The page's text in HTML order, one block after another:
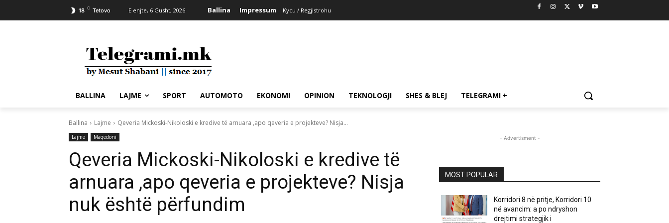
18 C Tetovo E enjte, 6 Gusht, 2026 Ballina Impressum Kycu / Regjistrohu
BALLINA LAJME SPORT AUTOMOTO EKONOMI OPINION TEKNOLOGJI SHES & BLEJ TELEGRAMI +
Ballina Lajme Qeveria Mickoski-Nikoloski e kredive të arnuara ,apo qeveria e projekteve? Nisja...
Lajme Maqedoni
Qeveria Mickoski-Nikoloski e kredive të
arnuara ,apo qeveria e projekteve? Nisja
nuk është përfundim
- Advertisment -
MOST POPULAR
Korridori 8 në pritje, Korridori 10
në avancim: a po ndryshon
drejtimi strategjik i